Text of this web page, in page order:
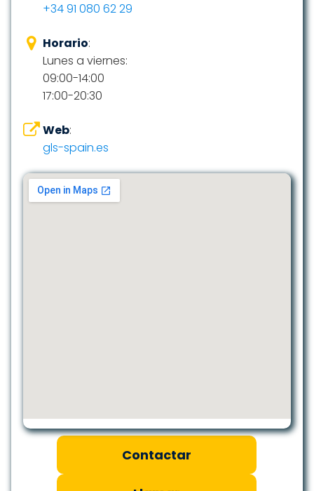
+34 91 080 62 29
Horario:
Lunes a viernes:
09:00-14:00
17:00-20:30
Web:
gls-spain.es
Contactar